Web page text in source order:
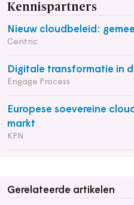
Kennispartners
Nieuw cloudbeleid:
Centric
Digitale transformatie in
Engage Process
Europese soevereine
markt
KPN
Gerelateerde artikelen